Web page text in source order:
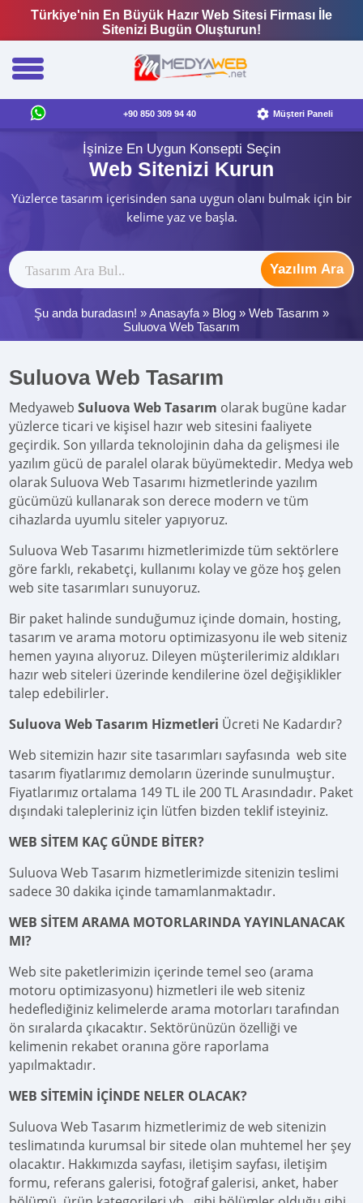
Türkiye'nin En Büyük Hazır Web Sitesi Firması İle
Sitenizi Bugün Oluşturun!
+90 850 309 94 40 Müşteri Paneli
İşinize En Uygun Konsepti Seçin
Web Sitenizi Kurun
Yüzlerce tasarım içerisinden sana uygun olanı bulmak için bir
kelime yaz ve başla.
Yazılım Ara
Şu anda buradasın! »Anasayfa » Blog » Web Tasarım »
Suluova Web Tasarım
Suluova Web Tasarım
MedyawebSuluova Web Tasarım olarak bugüne kadar
yüzlerce ticari ve kişisel hazır web sitesini faaliyete
geçirdik. Son yıllarda teknolojinin daha da gelişmesi ile
yazılım gücü de paralel olarak büyümektedir. Medya web
olarak Suluova Web Tasarımı hizmetlerinde yazılım
gücümüzü kullanarak son derece modern ve tüm
cihazlarda uyumlu siteler yapıyoruz.
Suluova Web Tasarımı hizmetlerimizde tüm sektörlere
göre farklı, rekabetçi, kullanımı kolay ve göze hoş gelen
web site tasarımları sunuyoruz.
Bir paket halinde sunduğumuz içinde domain, hosting,
tasarım ve arama motoru optimizasyonu ile web siteniz
hemen yayına alıyoruz. Dileyen müşterilerimiz aldıkları
hazır web siteleri üzerinde kendilerine özel değişiklikler
talep edebilirler.
Suluova Web Tasarım Hizmetleri Ücreti Ne Kadardır?
Web sitemizin hazır site tasarımları sayfasında web site
tasarım fiyatlarımız demoların üzerinde sunulmuştur.
Fiyatlarımız ortalama 149 TL ile 200 TL Arasındadır. Paket
dışındaki talepleriniz için lütfen bizden teklif isteyiniz.
WEB SİTEM KAÇ GÜNDE BİTER?
Suluova Web Tasarım hizmetlerimizde sitenizin teslimi
sadece 30 dakika içinde tamamlanmaktadır.
WEB SİTEM ARAMA MOTORLARINDA YAYINLANACAK
MI?
Web site paketlerimizin içerinde temel seo (arama
motoru optimizasyonu) hizmetleri ile web siteniz
hedeflediğiniz kelimelerde arama motorları tarafından
ön sıralarda çıkacaktır. Sektörünüzün özelliği ve
kelimenin rekabet oranına göre raporlama
yapılmaktadır.
WEB SİTEMİN İÇİNDE NELER OLACAK?
Suluova Web Tasarım hizmetlerimiz de web sitenizin
teslimatında kurumsal bir sitede olan muhtemel her şey
olacaktır. Hakkımızda sayfası, iletişim sayfası, iletişim
formu, referans galerisi, fotoğraf galerisi, anket, haber